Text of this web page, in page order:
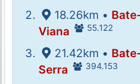
18.26km •
Viana
55.122
21.42km •
Serra
394.153